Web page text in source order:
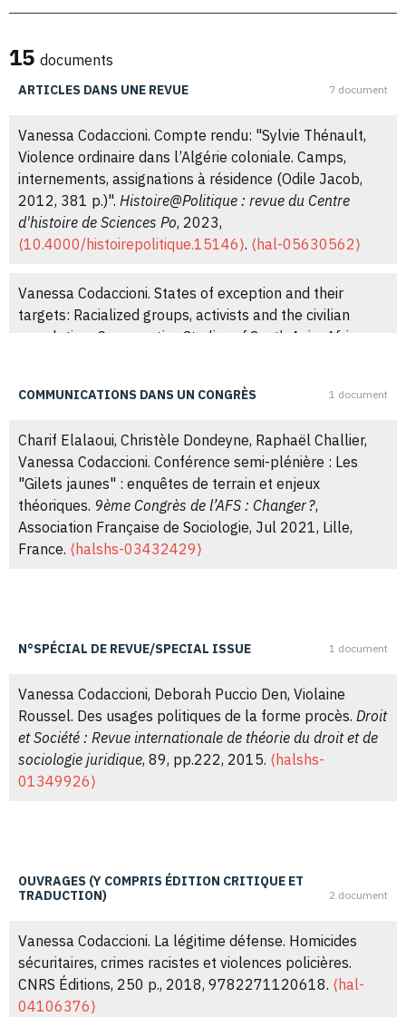
15 documents
ARTICLES DANS UNE REVUE 7 document
Vanessa Codaccioni. Compte rendu: "Sylvie Thénault,
Violence ordinaire dans l’Algérie coloniale. Camps,
internements, assignations à résidence (Odile Jacob,
2012, 381 p.)". Histoire@Politique : revue du Centre
d'histoire de Sciences Po, 2023,
⟨10.4000/histoirepolitique.15146⟩. ⟨hal-05630562⟩
Vanessa Codaccioni. States of exception and their
targets: Racialized groups, activists and the civilian
population. Comparative Studies of South Asia, Africa
Vanessa Codaccioni. La justice dans le débat
démocratique - La place de l'autorité judiciaire dans
l'antiterrorisme : Des juridictions politiques à
l'avènement d'une justice d'exception policière et
administrative.Les Cahiers de la justice, 2016, 03,
pp.549.⟨halshs-02226700⟩
Sciences Po, 2013, 296 p.”.Les Annales. Histoire,
02418069⟩
Vanessa Codaccioni. Justice populaire et mimétisme
judiciaire. Les maoïstes dans et hors la cour de sûreté
de l'État.Droit et Société : Revue internationale de théorie
Vanessa Codaccioni, Déborah Puccio-Den, Violaine
Roussel. Les "bonnes formes" du procès à l'épreuve
internationale de théorie du droit et de sociologie
juridique, 2015, 1 (89), pp.9-15.
⟨10.3917/drs.089.0009⟩.⟨hal-01505148⟩
COMMUNICATIONS DANS UN CONGRÈS 1 document
Charif Elalaoui, Christèle Dondeyne, Raphaël Challier,
Vanessa Codaccioni. Conférence semi-plénière : Les
"Gilets jaunes" : enquêtes de terrain et enjeux
théoriques. 9ème Congrès de l’AFS : Changer ?,
Association Française de Sociologie, Jul 2021, Lille,
France. ⟨halshs-03432429⟩
N°SPÉCIAL DE REVUE/SPECIAL ISSUE 1 document
Vanessa Codaccioni, Deborah Puccio Den, Violaine
Roussel. Des usages politiques de la forme procès. Droit
et Société : Revue internationale de théorie du droit et de
sociologie juridique, 89, pp.222, 2015. ⟨halshs-
01349926⟩
OUVRAGES (Y COMPRIS ÉDITION CRITIQUE ET
TRADUCTION)
2 document
Vanessa Codaccioni. La légitime défense. Homicides
sécuritaires, crimes racistes et violences policières.
CNRS Éditions, 250 p., 2018, 9782271120618. ⟨hal-
04106376⟩